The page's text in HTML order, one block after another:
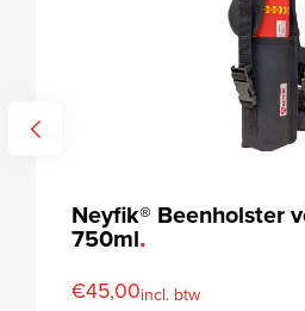
Neyfik® Beenholster
750ml
€45,00incl. btw